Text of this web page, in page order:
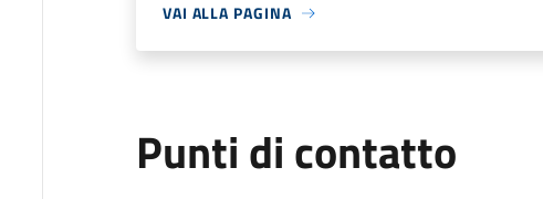
VAI ALLA PAGINA
Punti di contatto